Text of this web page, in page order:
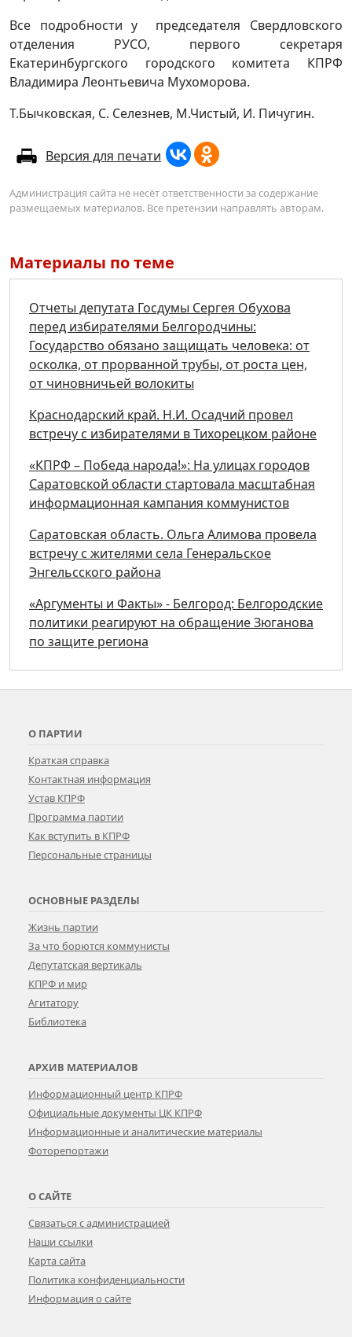
Все подробности у председателя Свердловского
отделения РУСО, первого секретаря
Екатеринбургского городского комитета КПРФ
Владимира Леонтьевича Мухоморова.
Т.Бычковская, С. Селезнев, М.Чистый, И. Пичугин.
Версия для печати
Администрация сайта не несёт ответственности за содержание
размещаемых материалов. Все претензии направлять авторам.
Материалы по теме
Отчеты депутата Госдумы Сергея Обухова
перед избирателями Белгородчины:
Государство обязано защищать человека: от
осколка, от прорванной трубы, от роста цен,
от чиновничьей волокиты
Краснодарский край. Н.И. Осадчий провел
встречу с избирателями в Тихорецком районе
«КПРФ – Победа народа!»: На улицах городов
Саратовской области стартовала масштабная
информационная кампания коммунистов
Саратовская область. Ольга Алимова провела
встречу с жителями села Генеральское
Энгельсского района
«Аргументы и Факты» - Белгород: Белгородские
политики реагируют на обращение Зюганова
по защите региона
О ПАРТИИ
Краткая справка
Контактная информация
Устав КПРФ
Программа партии
Как вступить в КПРФ
Персональные страницы
ОСНОВНЫЕ РАЗДЕЛЫ
Жизнь партии
За что борются коммунисты
Депутатская вертикаль
КПРФ и мир
Агитатору
Библиотека
АРХИВ МАТЕРИАЛОВ
Информационный центр КПРФ
Официальные документы ЦК КПРФ
Информационные и аналитические материалы
Фоторепортажи
О САЙТЕ
Связаться с администрацией
Наши ссылки
Карта сайта
Политика конфиденциальности
Информация о сайте